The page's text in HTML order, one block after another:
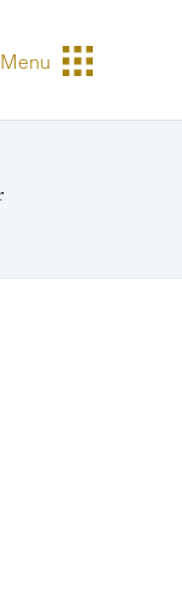
Menu